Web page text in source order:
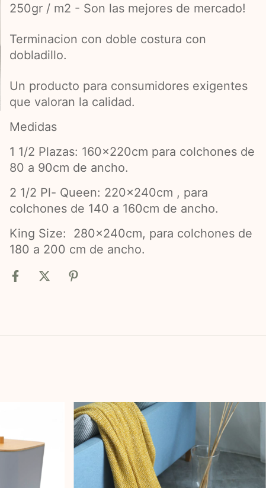
250gr / m2 - Son las mejores de mercado!
Terminacion con doble costura con
dobladillo.
Un producto para consumidores exigentes
que valoran la calidad.
Medidas
1 1/2 Plazas: 160x220cm para colchones de
80 a 90cm de ancho.
2 1/2 Pl- Queen: 220x240cm , para
colchones de 140 a 160cm de ancho.
King Size: 280x240cm, para colchones de
180 a 200 cm de ancho.